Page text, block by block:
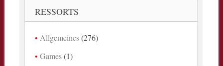
RESSORTS
Allgemeines(276)
Games(1)